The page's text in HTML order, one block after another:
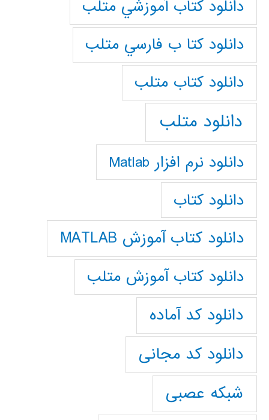
دانلود كتاب آموزشي متلب
دانلود كتا ب فارسي متلب
دانلود كتاب متلب
دانلود متلب
دانلود نرم افزار Matlab
دانلود کتاب
دانلود کتاب آموزش MATLAB
دانلود کتاب آموزش متلب
دانلود کد آماده
دانلود کد مجانی
شبکه عصبی